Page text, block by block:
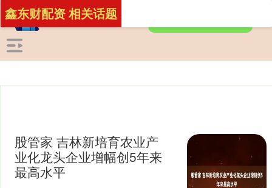
鑫东财配资 相关话题
股管家 吉林新培育农业产
业化龙头企业增幅创5年来
最高水平